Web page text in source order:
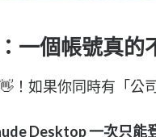
一個帳號真的
！如果你同時有「公
Desktop 一次只能